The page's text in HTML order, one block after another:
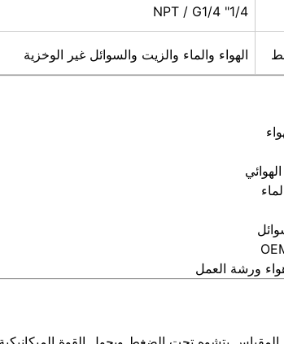
1/4" NPT / G1/4
الهواء والماء والزيت والسوائل غير الوخزية
ورشة العمل